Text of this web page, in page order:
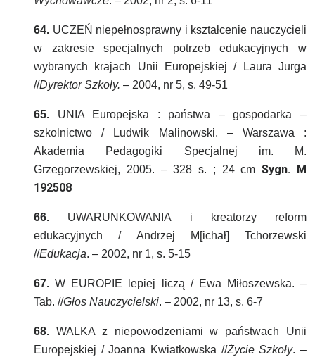
64. UCZEŃ niepełnosprawny i kształcenie nauczycieli
w zakresie specjalnych potrzeb edukacyjnych w
wybranych krajach Unii Europejskiej / Laura Jurga
//Dyrektor Szkoły. – 2004, nr 5, s. 49-51
65. UNIA Europejska : państwa – gospodarka –
szkolnictwo / Ludwik Malinowski. – Warszawa :
Akademia Pedagogiki Specjalnej im. M.
Grzegorzewskiej, 2005. – 328 s. ; 24 cm Sygn. M
192508
66. UWARUNKOWANIA i kreatorzy reform
edukacyjnych / Andrzej M[ichał] Tchorzewski
//Edukacja. – 2002, nr 1, s. 5-15
67.W EUROPIE lepiej liczą / Ewa Miłoszewska. –
Tab. //Głos Nauczycielski. – 2002, nr 13, s. 6-7
68. WALKA z niepowodzeniami w państwach Unii
Europejskiej / Joanna Kwiatkowska //Życie Szkoły. –